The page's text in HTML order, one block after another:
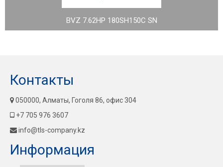
BVZ 7.62HP 180SH150C SN
Контакты
050000, Алматы, Гоголя 86, офис 304
+7 705 976 3607
info@tls-company.kz
Информация